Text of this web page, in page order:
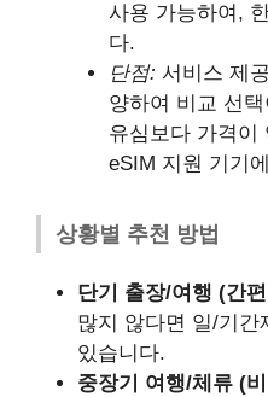
사용 가능하여,
다.
단점: 서비스 제
양하여 비교 선
유심보다 가격이
eSIM 지원 기기
상황별 추천 방법
단기 출장/여행 (간
많지 않다면 일/기간
있습니다.
중장기 여행/체류 (